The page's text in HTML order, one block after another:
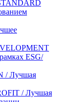
ESG/
/ Лучшая
/ Лучшая